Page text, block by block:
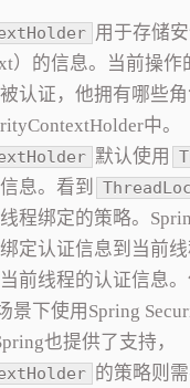
用于存储
）的信息。当前操作
认证，他拥有哪些
中。
默认使用
息。看到
程绑定的策略。
定认证信息到当前
前线程的认证信息
景下使用Spring
也提供了支持，
的策略则需